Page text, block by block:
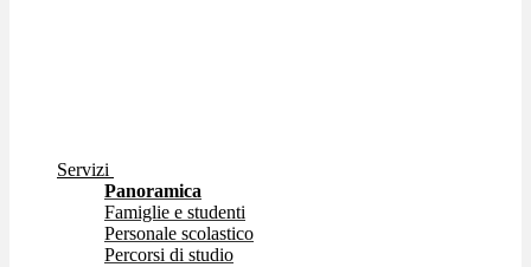
Servizi
Panoramica
Famiglie e studenti
Personale scolastico
Percorsi di studio